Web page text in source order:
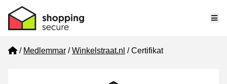
Home
Medlemmar Winkelstraat.nl Certifikat